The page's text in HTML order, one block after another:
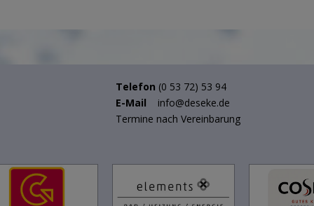
Telefon (0 53 72) 53 94
E-Mail info@deseke.de
Termine nach Vereinbarung